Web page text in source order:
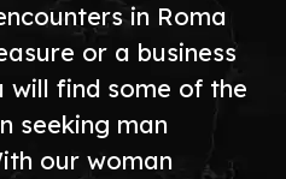
in Roma
or a business
will find some of the
seeking man
our woman